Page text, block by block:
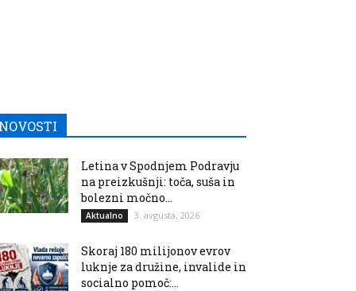
Letina v Spodnjem Podravju
na preizkušnji: toča, suša in
bolezni močno...
Aktualno 3. avgusta, 2026
Skoraj 180 milijonov evrov
luknje za družine, invalide in
socialno pomoč:...